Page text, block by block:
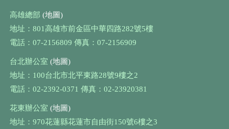
高雄總部 (地圖)
地址：801高雄市前金區中華四路282號5樓
電話：07-2156809 傳真：07-2156909
台北辦公室 (地圖)
地址：100台北市北平東路28號9樓之2
電話：02-2392-0371 傳真：02-23920381
花東辦公室 (地圖)
地址：970花蓮縣花蓮市自由街150號6樓之3